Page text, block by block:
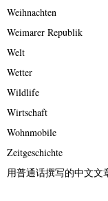
Weihnachten
Weimarer Republik
Welt
Wetter
Wildlife
Wirtschaft
Wohnmobile
Zeitgeschichte
用普通话撰写的中文文